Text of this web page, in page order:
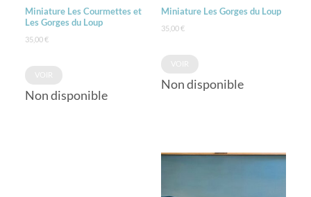
Miniature Les Courmettes et
Les Gorges du Loup
35,00€
Non disponible
Miniature Les Gorges du Loup
35,00€
Non disponible